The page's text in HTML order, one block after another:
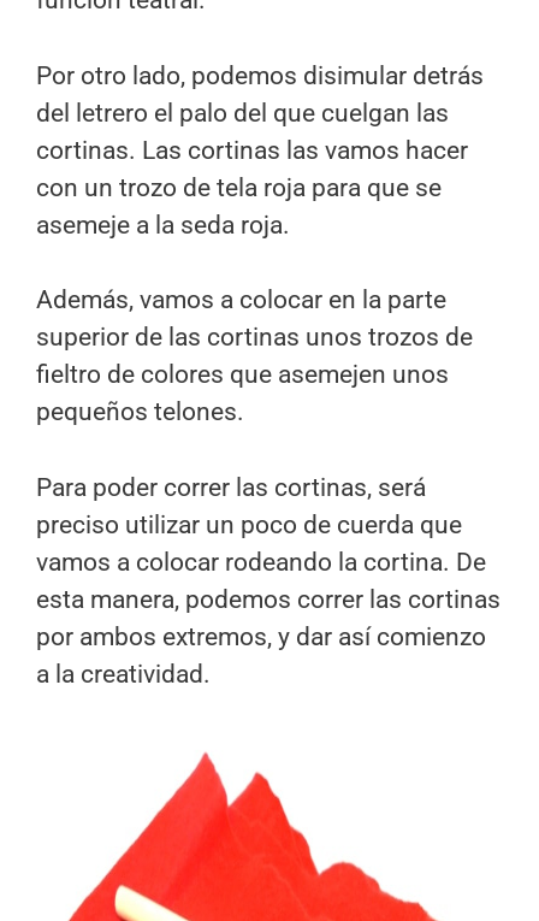
Por otro lado, podemos disimular detrás
del letrero el palo del que cuelgan las
cortinas. Las cortinas las vamos hacer
con un trozo de tela roja para que se
asemeje a la seda roja.
Además, vamos a colocar en la parte
superior de las cortinas unos trozos de
fieltro de colores que asemejen unos
pequeños telones.
Para poder correr las cortinas, será
preciso utilizar un poco de cuerda que
vamos a colocar rodeando la cortina. De
esta manera, podemos correr las cortinas
por ambos extremos, y dar así comienzo
a la creatividad.